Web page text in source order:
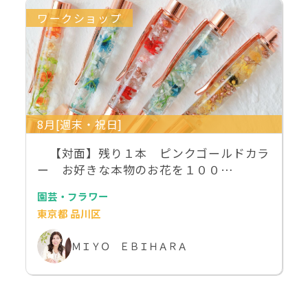
ワークショップ
8月[週末・祝日]
【対面】残り１本 ピンクゴールドカラ
ー お好きな本物のお花を１００…
園芸・フラワー
東京都 品川区
ＭＩＹＯ ＥＢＩＨＡＲＡ